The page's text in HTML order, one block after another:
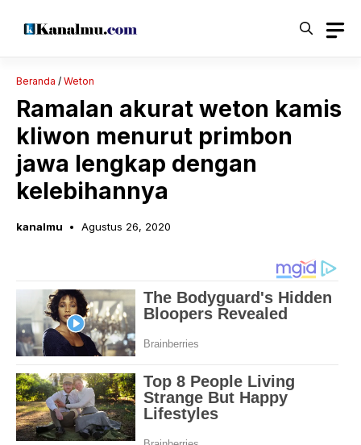
Beranda / Weton
Ramalan akurat weton kamis
kliwon menurut primbon
jawa lengkap dengan
kelebihannya
kanalmu Agustus 26, 2020